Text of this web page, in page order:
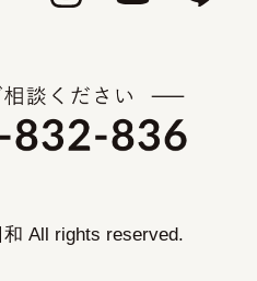
All rights reserved.